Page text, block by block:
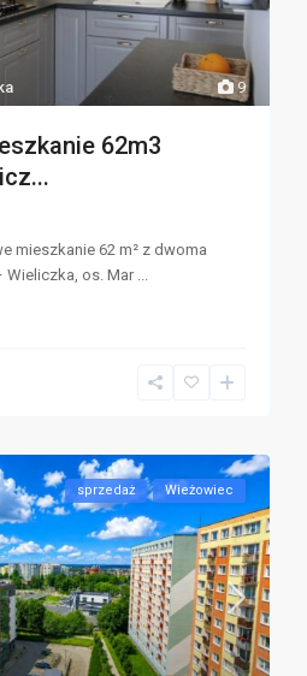
9
62m3
mieszkanie 62 m² z dwoma
os. Mar ...
sprzedaż Wieżowiec